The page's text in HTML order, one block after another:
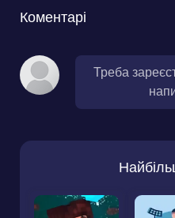
Коментарі
Треба